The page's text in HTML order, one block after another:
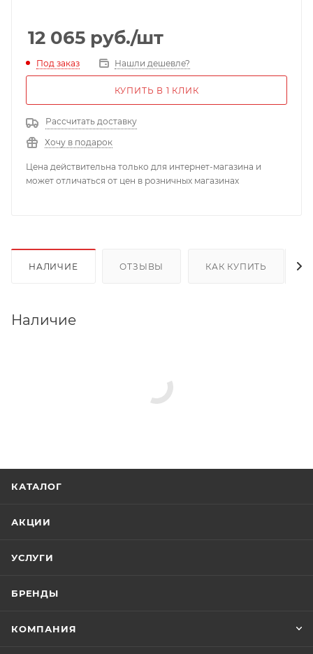
12 065 руб./шт
Под заказ Нашли дешевле?
КУПИТЬ В 1 КЛИК
Рассчитать доставку
Хочу в подарок
Цена действительна только для интернет-магазина и
может отличаться от цен в розничных магазинах
НАЛИЧИЕ ОТЗЫВЫ КАК КУПИТЬ
Наличие
КАТАЛОГ
АКЦИИ
УСЛУГИ
БРЕНДЫ
КОМПАНИЯ